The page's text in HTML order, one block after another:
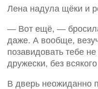
Лена надула щёки и
— Вот ещё, —
даже. А вообще,
позавидовать тебе
дружески, без
В дверь неожиданно